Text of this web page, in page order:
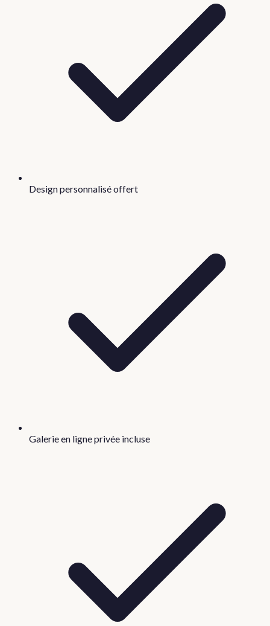
Design personnalisé offert
Galerie en ligne privée incluse